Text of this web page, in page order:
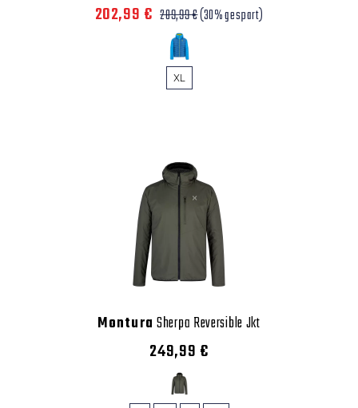
202,99 € 289,99 €(30% gespart)
XL
Montura Sherpa Reversible Jkt
249,99 €